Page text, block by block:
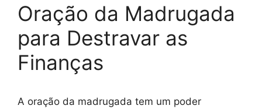
Oração da Madrugada
para Destravar as
Finanças
A oração da madrugada tem um poder